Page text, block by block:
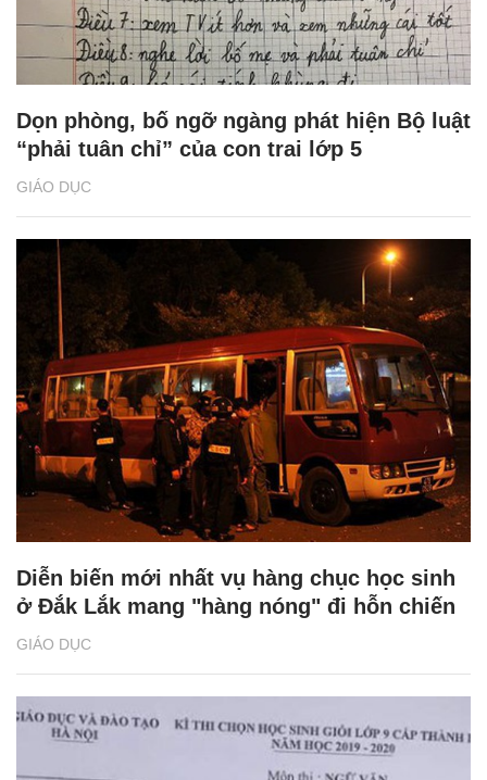
GIÁO DỤC
Dọn phòng, bố ngỡ ngàng phát hiện Bộ luật
“phải tuân chỉ” của con trai lớp 5
GIÁO DỤC
Diễn biến mới nhất vụ hàng chục học sinh
ở Đắk Lắk mang "hàng nóng" đi hỗn chiến